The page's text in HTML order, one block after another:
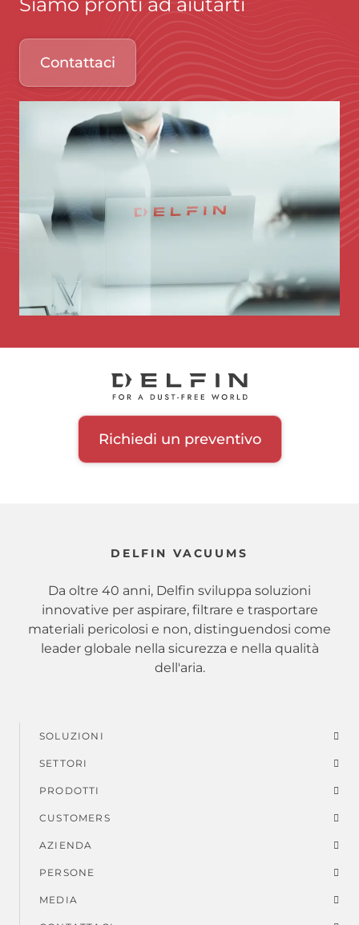
Contattaci
Immagine
Richiedi un preventivo
DELFIN VACUUMS
Da oltre 40 anni, Delfin sviluppa soluzioni
innovative per aspirare, filtrare e trasportare
materiali pericolosi e non, distinguendosi come
leader globale nella sicurezza e nella qualità
dell'aria.
Menu
di
piè
di
pagina
SOLUZIONI
SETTORI
PRODOTTI
CUSTOMERS
AZIENDA
PERSONE
MEDIA